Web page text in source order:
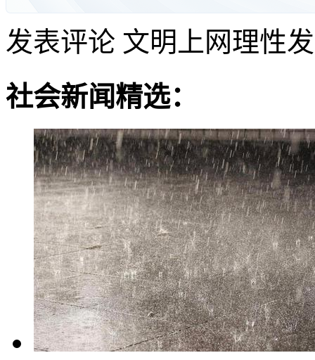
发表评论 文明上网理性
社会新闻精选：